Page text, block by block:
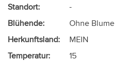
Standort:
-
Blühende:
Ohne Blume
Herkunftsland:
MEIN
Temperatur:
15